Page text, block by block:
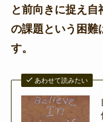
と前向きに捉え
の課題という困難
す。
あわせて読みたい